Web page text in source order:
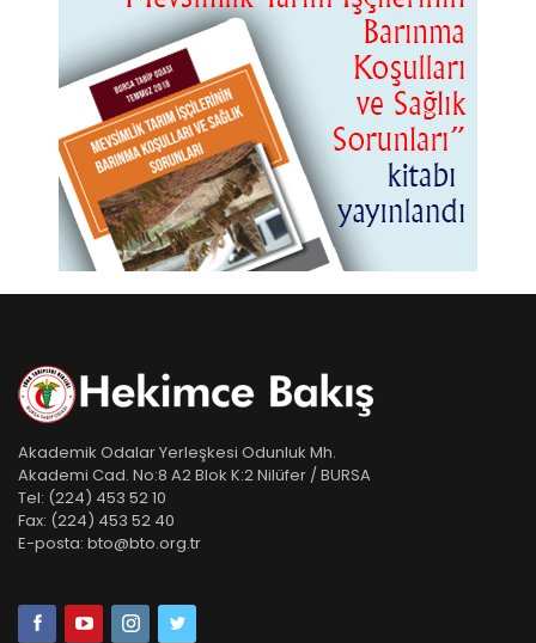
Akademik Odalar Yerleşkesi Odunluk Mh.
Akademi Cad. No:8 A2 Blok K:2 Nilüfer / BURSA
Tel: (224) 453 52 10
Fax: (224) 453 52 40
E-posta: bto@bto.org.tr